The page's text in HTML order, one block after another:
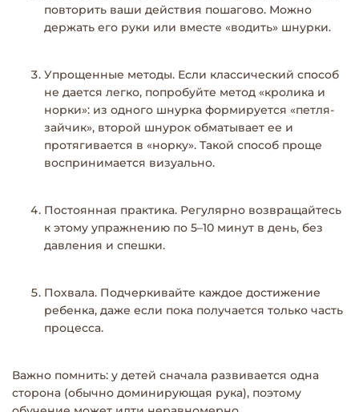
повторить ваши действия пошагово. Можно
держать его руки или вместе «водить» шнурки.
Упрощенные методы. Если классический способ
не дается легко, попробуйте метод «кролика и
норки»: из одного шнурка формируется «петля-
зайчик», второй шнурок обматывает ее и
протягивается в «норку». Такой способ проще
воспринимается визуально.
Постоянная практика. Регулярно возвращайтесь
к этому упражнению по 5–10 минут в день, без
давления и спешки.
Похвала. Подчеркивайте каждое достижение
ребенка, даже если пока получается только часть
процесса.
Важно помнить: у детей сначала развивается одна
сторона (обычно доминирующая рука), поэтому